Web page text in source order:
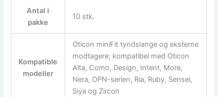
Antal i
pakke
10 stk.
Kompatible
modeller
Oticon miniFit tyndslange og eksterne
modtagere; kompatibel med Oticon
Alta, Como, Design, Intent, More,
Nera, OPN-serien, Ria, Ruby, Sensei,
Siya og Zircon